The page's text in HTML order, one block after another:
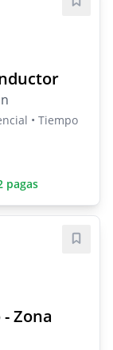
• Tiempo
pagas
Zona